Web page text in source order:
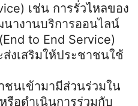
เช่น การรั่วไหลของ
างานบริการออนไลน์
to End Service)
งเสริมให้ประชาชนใช้
ชนเข้ามามีส่วนร่วมใน
รือดำเนินการร่วมกับ